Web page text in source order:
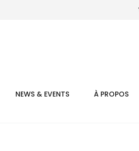
NEWS & EVENTS À PROPOS